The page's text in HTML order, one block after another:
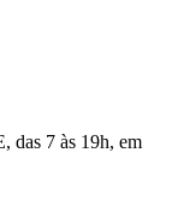
das 7 às 19h, em